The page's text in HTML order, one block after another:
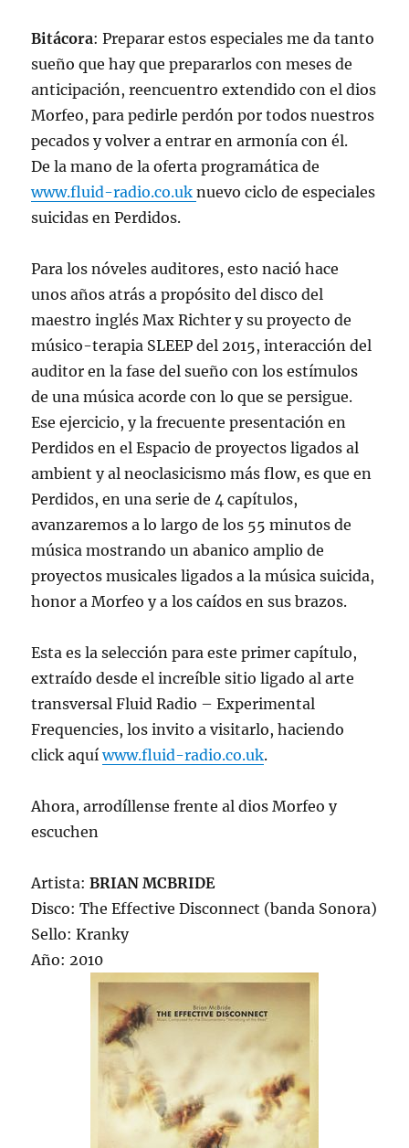
Bitácora: Preparar estos especiales me da tanto
sueño que hay que prepararlos con meses de
anticipación, reencuentro extendido con el dios
Morfeo, para pedirle perdón por todos nuestros
pecados y volver a entrar en armonía con él.
De la mano de la oferta programática de
www.fluid-radio.co.uknuevo ciclo de especiales
suicidas en Perdidos.
Para los nóveles auditores, esto nació hace
unos años atrás a propósito del disco del
maestro inglés Max Richter y su proyecto de
músico-terapia SLEEP del 2015, interacción del
auditor en la fase del sueño con los estímulos
de una música acorde con lo que se persigue.
Ese ejercicio, y la frecuente presentación en
Perdidos en el Espacio de proyectos ligados al
ambient y al neoclasicismo más flow, es que en
Perdidos, en una serie de 4 capítulos,
avanzaremos a lo largo de los 55 minutos de
música mostrando un abanico amplio de
proyectos musicales ligados a la música suicida,
honor a Morfeo y a los caídos en sus brazos.
Esta es la selección para este primer capítulo,
extraído desde el increíble sitio ligado al arte
transversal Fluid Radio – Experimental
Frequencies, los invito a visitarlo, haciendo
click aquíwww.fluid-radio.co.uk.
Ahora, arrodíllense frente al dios Morfeo y
escuchen
Artista:BRIAN MCBRIDE
Disco: The Effective Disconnect (banda Sonora)
Sello: Kranky
Año: 2010